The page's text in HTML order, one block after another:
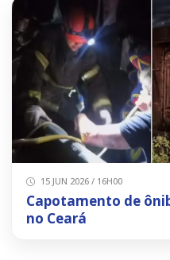
15 JUN 2026 / 16H00
Capotamento de
no Ceará